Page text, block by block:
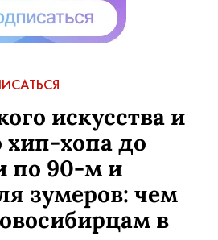
искусства и
хип-хопа до
по 90-м и
зумеров: чем
в